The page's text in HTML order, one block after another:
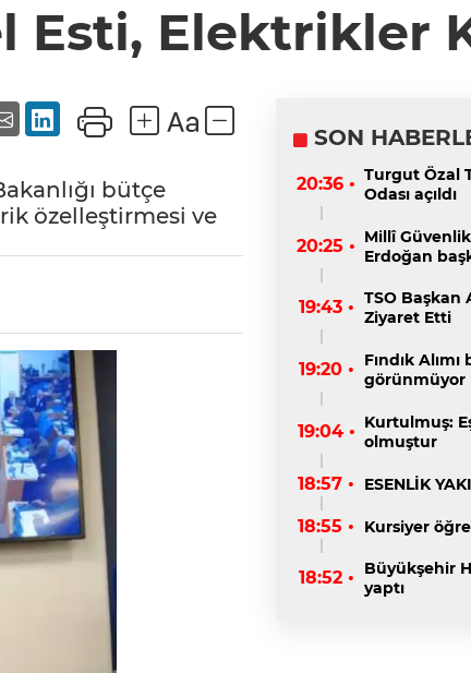
Esti, Elektrikler
bütçe
özelleştirmesi ve
SON
20:36 • Turgut Özal
Odası açıldı
20:25 • Millî
Erdoğan
19:43 • TSO Başkan
Ziyaret Etti
19:20 •
Fındık Alımı
görünmüyor
19:04 • Kurtulmuş:
olmuştur
18:57 • ESENLİK
18:55 • Kursiyer
18:52 •
Büyükşehir
yaptı